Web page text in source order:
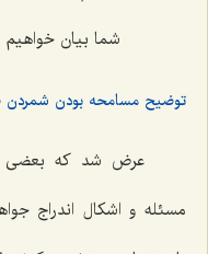
شما بیان خواهیم
توضیح مسامحه بودن شمردن
عرض شد که بعضی
مسئله و اشکال اندراج